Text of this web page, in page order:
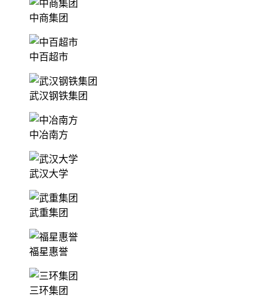
中商集团
中百超市
武汉钢铁集团
中冶南方
武汉大学
武重集团
福星惠誉
三环集团